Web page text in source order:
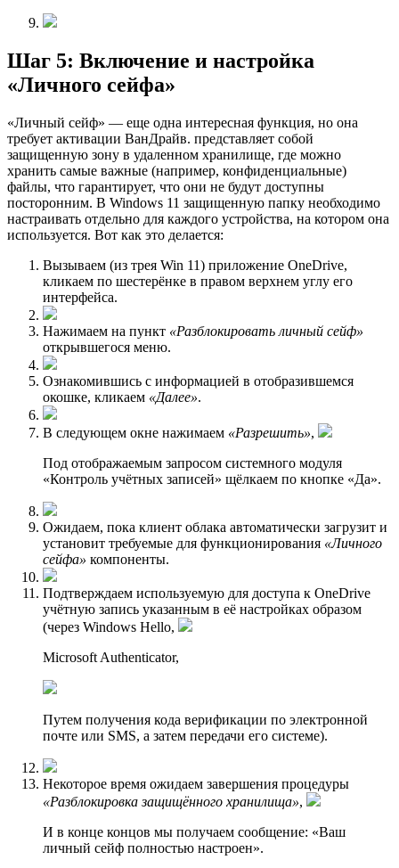
Шаг 5: Включение и настройка
«Личного сейфа»
«Личный сейф» — еще одна интересная функция, но она
требует активации ВанДрайв. представляет собой
защищенную зону в удаленном хранилище, где можно
хранить самые важные (например, конфиденциальные)
файлы, что гарантирует, что они не будут доступны
посторонним. В Windows 11 защищенную папку необходимо
настраивать отдельно для каждого устройства, на котором она
используется. Вот как это делается:
Вызываем (из трея Win 11) приложение OneDrive,
кликаем по шестерёнке в правом верхнем углу его
интерфейса.
Нажимаем на пункт «Разблокировать личный сейф»
открывшегося меню.
Ознакомившись с информацией в отобразившемся
окошке, кликаем «Далее».
В следующем окне нажимаем «Разрешить»,
Под отображаемым запросом системного модуля
«Контроль учётных записей» щёлкаем по кнопке «Да».
Ожидаем, пока клиент облака автоматически загрузит и
установит требуемые для функционирования «Личного
сейфа» компоненты.
Подтверждаем используемую для доступа к OneDrive
учётную запись указанным в её настройках образом
(через Windows Hello,
Microsoft Authenticator,
Путем получения кода верификации по электронной
почте или SMS, а затем передачи его системе).
Некоторое время ожидаем завершения процедуры
«Разблокировка защищённого хранилища»,
И в конце концов мы получаем сообщение: «Ваш
личный сейф полностью настроен».